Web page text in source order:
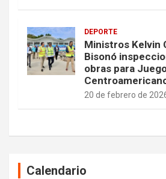
DEPORTE
Ministros Kelvin
Bisonó
obras para
20 de febrero de
Calendario